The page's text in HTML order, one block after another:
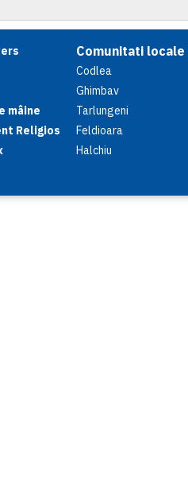
mâine
Religios
Comunitati locale
Codlea
Ghimbav
Tarlungeni
Feldioara
Halchiu